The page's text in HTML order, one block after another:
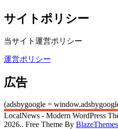
サイトポリシー
当サイト運営ポリシー
運営ポリシー
広告
(adsbygoogle =
LocalNews - Modern WordPress
2026.. Free Theme By BlazeThemes